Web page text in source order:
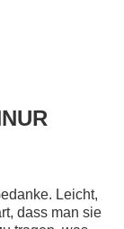
Leicht,
dass man sie